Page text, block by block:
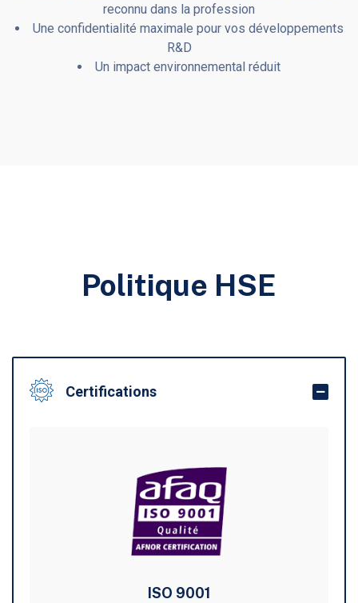
reconnu dans la profession
Une confidentialité maximale pour vos développements
R&D
Un impact environnemental réduit
Politique HSE
Certifications
ISO 9001